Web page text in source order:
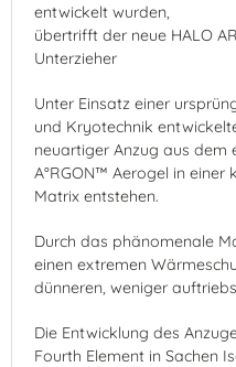
entwickelt wurden,
übertrifft der neue HALO
Unterzieher
Unter Einsatz einer
und Kryotechnik
neuartiger Anzug aus
A°RGON™ Aerogel in einer
Matrix entstehen.
Durch das phänomenale
einen extremen
dünneren, weniger
Die Entwicklung des
Fourth Element in Sachen